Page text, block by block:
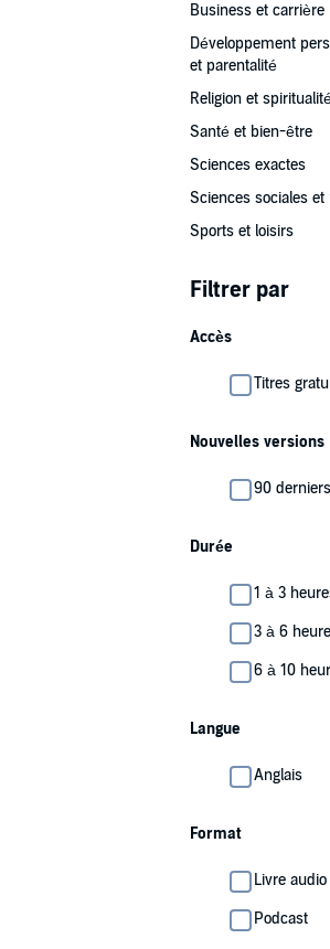
Business et carrière
Développement
et parentalité
Religion et
Santé et bien-être
Sciences exactes
Sciences sociales et
Sports et loisirs
Filtrer par
Accès
Titres
Nouvelles versions
90
Durée
1 à 3
3 à 6
6 à 10
Langue
Anglais
Format
Livre audio
Podcast